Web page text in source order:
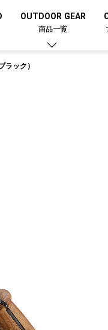
OUTDOOR GEAR
商品一覧
ラック）